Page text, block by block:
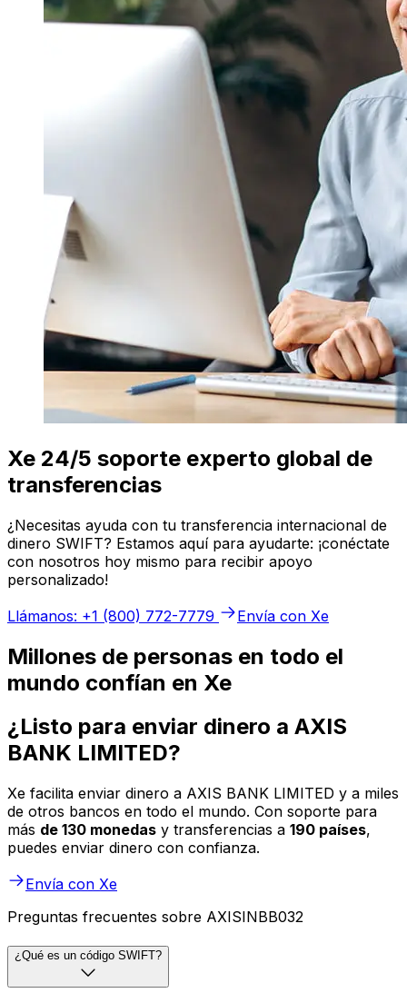
Xe 24/5 soporte experto global de
transferencias
¿Necesitas ayuda con tu transferencia internacional de
dinero SWIFT? Estamos aquí para ayudarte: ¡conéctate
con nosotros hoy mismo para recibir apoyo
personalizado!
Llámanos: +1 (800) 772-7779
Envía con Xe
Millones de personas en todo el
mundo confían en Xe
¿Listo para enviar dinero a AXIS
BANK LIMITED?
Xe facilita enviar dinero a AXIS BANK LIMITED y a miles
de otros bancos en todo el mundo. Con soporte para
más de 130 monedas y transferencias a 190 países,
puedes enviar dinero con confianza.
Envía con Xe
Preguntas frecuentes sobre AXISINBB032
¿Qué es un código SWIFT?